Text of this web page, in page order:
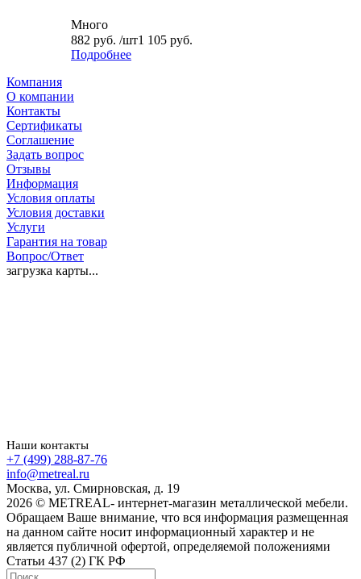
Много
882 руб. /шт1 105 руб.
Подробнее
Компания
О компании
Контакты
Сертификаты
Соглашение
Задать вопрос
Отзывы
Информация
Условия оплаты
Условия доставки
Услуги
Гарантия на товар
Вопрос/Ответ
загрузка карты...
Наши контакты
+7 (499) 288-87-76
info@metreal.ru
Москва, ул. Смирновская, д. 19
2026 © METREAL- интернет-магазин металлической мебели.
Обращаем Ваше внимание, что вся информация размещенная
на данном сайте носит информационный характер и не
является публичной офертой, определяемой положениями
Статьи 437 (2) ГК РФ